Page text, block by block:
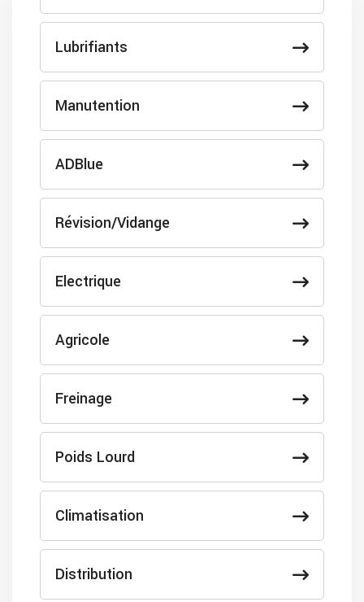
Lubrifiants
Manutention
ADBlue
Révision/Vidange
Electrique
Agricole
Freinage
Poids Lourd
Climatisation
Distribution